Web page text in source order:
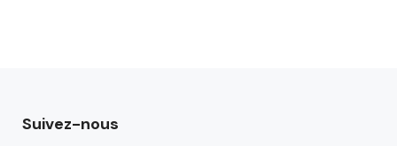
Suivez-nous